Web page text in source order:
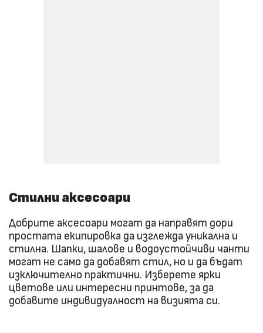
Стилни аксесоари
Добрите аксесоари могат да направят дори
простата екипировка да изглежда уникална и
стилна. Шапки, шалове и водоустойчиви чанти
могат не само да добавят стил, но и да бъдат
изключително практични. Изберете ярки
цветове или интересни принтове, за да
добавите индивидуалност на визията си.